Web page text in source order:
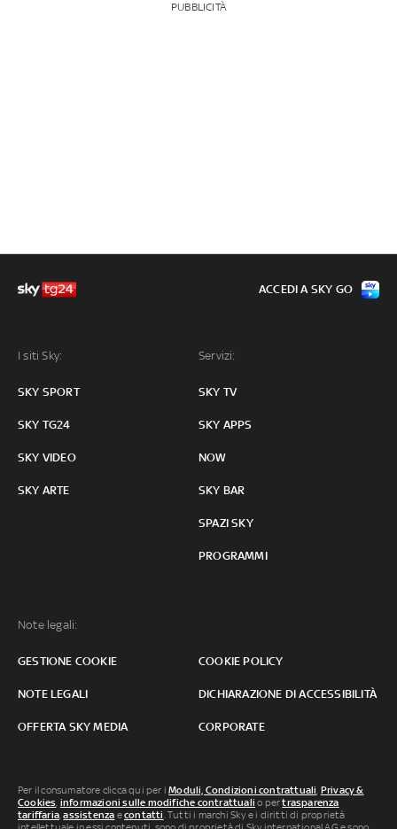
PUBBLICITÀ
I siti Sky:
SKY SPORT
SKY TG24
SKY VIDEO
SKY ARTE
Servizi:
SKY TV
SKY APPS
NOW
SKY BAR
SPAZI SKY
PROGRAMMI
Note legali:
GESTIONE COOKIE COOKIE POLICY
NOTE LEGALI DICHIARAZIONE DI ACCESSIBILITÀ
OFFERTA SKY MEDIA CORPORATE
ACCEDI A SKY GO
Per il consumatore clicca qui per iModuli, Condizioni contrattuali, Privacy &
Cookies, informazioni sulle modifiche contrattuali o pertrasparenza
tariffaria,assistenza econtatti. Tutti i marchi Sky e i diritti di proprietà